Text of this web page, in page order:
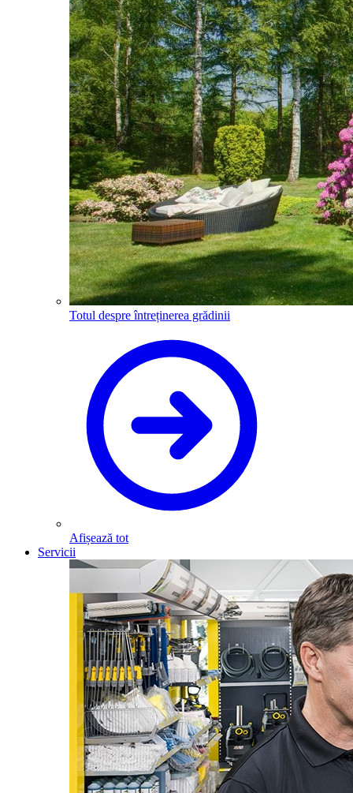
Totul despre întreținerea grădinii
Afișează tot
Servicii